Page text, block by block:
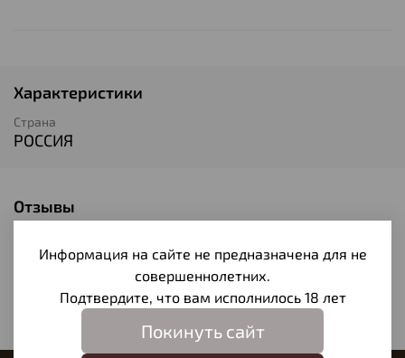
Характеристики
Страна
РОССИЯ
Отзывы
Написать отзыв
Информация на сайте не предназначена для не
совершеннолетних.
Подтвердите, что вам исполнилось 18 лет
Покинуть сайт